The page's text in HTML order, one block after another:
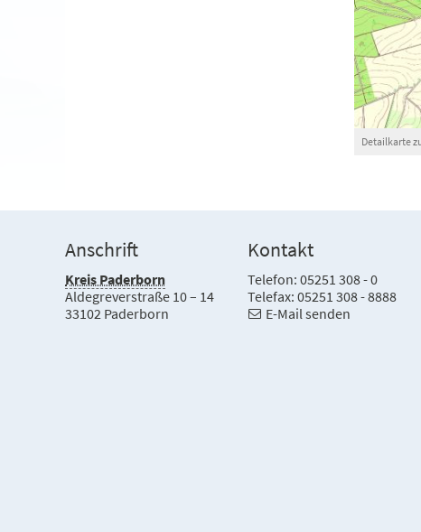
Detailkarte
Anschrift
Kreis Paderborn
Aldegreverstraße 10 – 14
33102 Paderborn
Kontakt
Telefon: 05251 308 - 0
Telefax: 05251 308 - 8888
E-Mail senden